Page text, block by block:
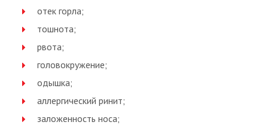
отек горла;
тошнота;
рвота;
головокружение;
одышка;
аллергический ринит;
заложенность носа;